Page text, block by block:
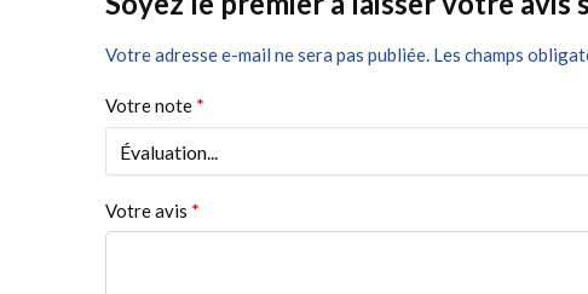
Votre adresse e-mail ne sera pas publiée. Les champs
Votre note *
Votre avis *